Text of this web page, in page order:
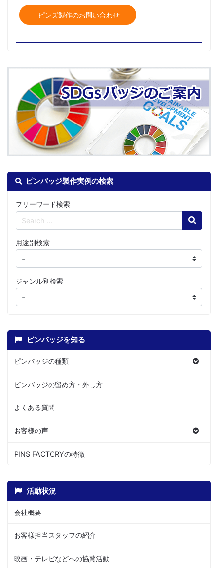
ピンバッジ製作実例の検索
フリーワード検索
Search
用途別検索
ジャンル別検索
ピンバッジを知る
ピンバッジの種類
ピンバッジの留め方・外し方
よくある質問
お客様の声
PINS FACTORYの特徴
活動状況
会社概要
お客様担当スタッフの紹介
映画・テレビなどへの協賛活動
ピンズ製作のお問い合わせ